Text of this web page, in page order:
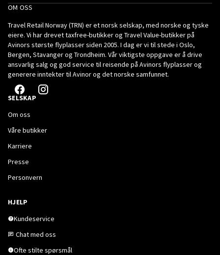
OM OSS
Travel Retail Norway (TRN) er et norsk selskap, med norske og tyske
eiere. Vi har drevet taxfree-butikker og Travel Value-butikker på
Avinors største flyplasser siden 2005. I dag er vi til stede i Oslo,
Bergen, Stavanger og Trondheim. Vår viktigste oppgave er å drive
ansvarlig salg og god service til reisende på Avinors flyplasser og
generere inntekter til Avinor og det norske samfunnet.
SELSKAP
Om oss
Våre butikker
Karriere
Presse
Personvern
HJELP
Kundeservice
Chat med oss
Ofte stilte spørsmål